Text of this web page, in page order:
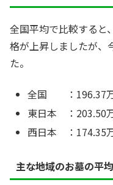
全国平均で比較すると
格が上昇しましたが、
た。
全国 ：196.37
東日本 ：203.50
西日本 ：174.35
主な地域のお墓の平